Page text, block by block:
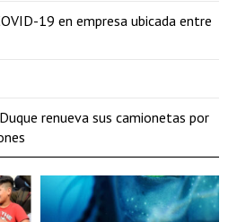
19 en empresa ubicada entre
renueva sus camionetas por